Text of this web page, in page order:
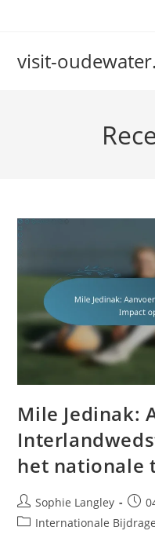
visit-
Mile Jedinak:
het nationale
Post
author:
Sophie Langley
Post
PostInternationale